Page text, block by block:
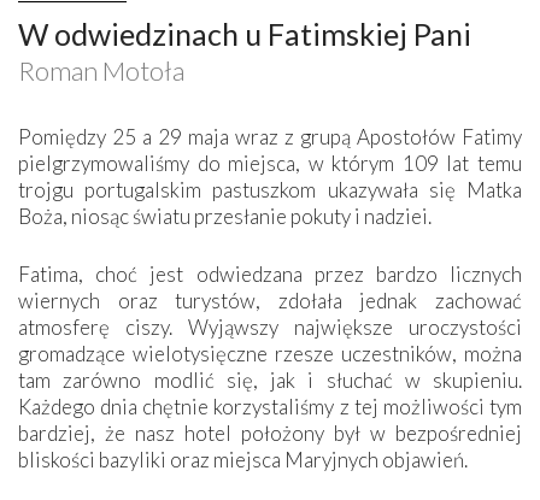
W odwiedzinach u Fatimskiej Pani
Roman Motoła
Pomiędzy 25 a 29 maja wraz z grupą Apostołów Fatimy
pielgrzymowaliśmy do miejsca, w którym 109 lat temu
trojgu portugalskim pastuszkom ukazywała się Matka
Boża, niosąc światu przesłanie pokuty i nadziei.
Fatima, choć jest odwiedzana przez bardzo licznych
wiernych oraz turystów, zdołała jednak zachować
atmosferę ciszy. Wyjąwszy największe uroczystości
gromadzące wielotysięczne rzesze uczestników, można
tam zarówno modlić się, jak i słuchać w skupieniu.
Każdego dnia chętnie korzystaliśmy z tej możliwości tym
bardziej, że nasz hotel położony był w bezpośredniej
bliskości bazyliki oraz miejsca Maryjnych objawień.